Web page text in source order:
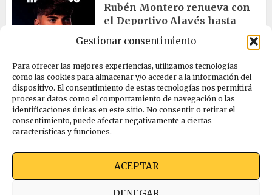
Gestionar consentimiento
Para ofrecer las mejores experiencias, utilizamos tecnologías
como las cookies para almacenar y/o acceder a la información del
dispositivo. El consentimiento de estas tecnologías nos permitirá
procesar datos como el comportamiento de navegación o las
identificaciones únicas en este sitio. No consentir o retirar el
consentimiento, puede afectar negativamente a ciertas
características y funciones.
ACEPTAR
Rubén Montero renueva con
el Deportivo Alavés hasta
cultura
Melgosa, Barredo y Hurtado
asisten a la Bajada de Celedón